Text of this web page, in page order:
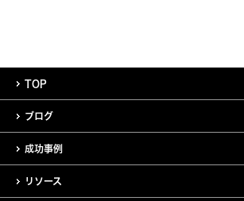
TOP
ブログ
成功事例
リソース